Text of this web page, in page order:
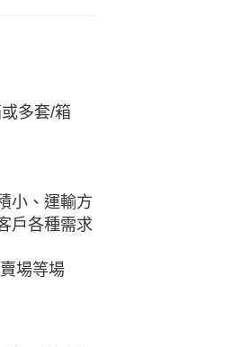
多套/箱
小、運輸方
戶各種需求
場等場